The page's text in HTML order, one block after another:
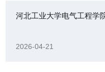
2026-04-21